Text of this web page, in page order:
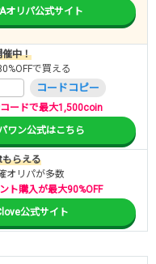
オリパ公式サイト
中！
で買える
コードコピー
ードで最大1,500coin
ワン公式はこちら
もらえる
オリパが多数
ト購入が最大90%OFF
公式サイト